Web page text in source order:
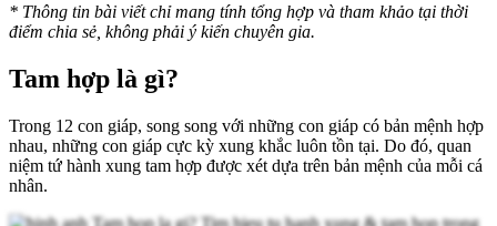
* Thông tin bài viết chỉ mang tính tổng hợp và tham khảo tại thời
điểm chia sẻ, không phải ý kiến chuyên gia.
Tam hợp là gì?
Trong 12 con giáp, song song với những con giáp có bản mệnh hợp
nhau, những con giáp cực kỳ xung khắc luôn tồn tại. Do đó, quan
niệm tứ hành xung tam hợp được xét dựa trên bản mệnh của mỗi cá
nhân.